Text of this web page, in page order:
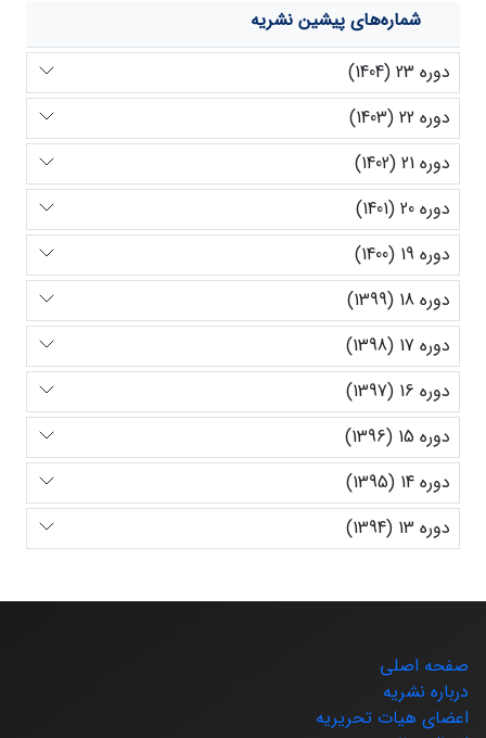
شماره‌های پیشین نشریه
دوره 23 (1404)
دوره 22 (1403)
دوره 21 (1402)
دوره 20 (1401)
دوره 19 (1400)
دوره 18 (1399)
دوره 17 (1398)
دوره 16 (1397)
دوره 15 (1396)
دوره 14 (1395)
دوره 13 (1394)
صفحه اصلی
درباره نشریه
اعضای هیات تحریریه